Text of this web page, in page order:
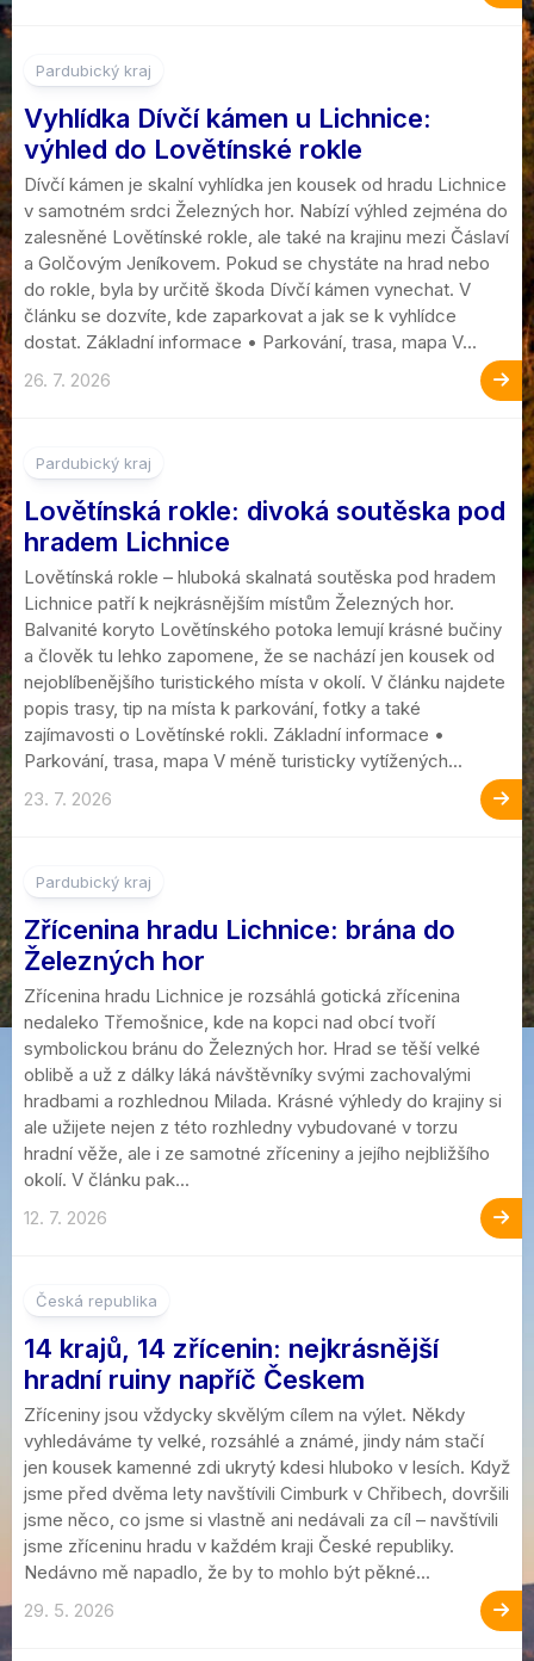
Pardubický kraj
Vyhlídka Dívčí kámen u Lichnice:
výhled do Lovětínské rokle
Dívčí kámen je skalní vyhlídka jen kousek od hradu Lichnice
v samotném srdci Železných hor. Nabízí výhled zejména do
zalesněné Lovětínské rokle, ale také na krajinu mezi Čáslaví
a Golčovým Jeníkovem. Pokud se chystáte na hrad nebo
do rokle, byla by určitě škoda Dívčí kámen vynechat. V
článku se dozvíte, kde zaparkovat a jak se k vyhlídce
dostat. Základní informace • Parkování, trasa, mapa V...
26. 7. 2026
Pardubický kraj
Lovětínská rokle: divoká soutěska pod
hradem Lichnice
Lovětínská rokle – hluboká skalnatá soutěska pod hradem
Lichnice patří k nejkrásnějším místům Železných hor.
Balvanité koryto Lovětínského potoka lemují krásné bučiny
a člověk tu lehko zapomene, že se nachází jen kousek od
nejoblíbenějšího turistického místa v okolí. V článku najdete
popis trasy, tip na místa k parkování, fotky a také
zajímavosti o Lovětínské rokli. Základní informace •
Parkování, trasa, mapa V méně turisticky vytížených...
23. 7. 2026
Pardubický kraj
Zřícenina hradu Lichnice: brána do
Železných hor
Zřícenina hradu Lichnice je rozsáhlá gotická zřícenina
nedaleko Třemošnice, kde na kopci nad obcí tvoří
symbolickou bránu do Železných hor. Hrad se těší velké
oblibě a už z dálky láká návštěvníky svými zachovalými
hradbami a rozhlednou Milada. Krásné výhledy do krajiny si
ale užijete nejen z této rozhledny vybudované v torzu
hradní věže, ale i ze samotné zříceniny a jejího nejbližšího
okolí. V článku pak...
12. 7. 2026
Česká republika
14 krajů, 14 zřícenin: nejkrásnější
hradní ruiny napříč Českem
Zříceniny jsou vždycky skvělým cílem na výlet. Někdy
vyhledáváme ty velké, rozsáhlé a známé, jindy nám stačí
jen kousek kamenné zdi ukrytý kdesi hluboko v lesích. Když
jsme před dvěma lety navštívili Cimburk v Chřibech, dovršili
jsme něco, co jsme si vlastně ani nedávali za cíl – navštívili
jsme zříceninu hradu v každém kraji České republiky.
Nedávno mě napadlo, že by to mohlo být pěkné...
29. 5. 2026